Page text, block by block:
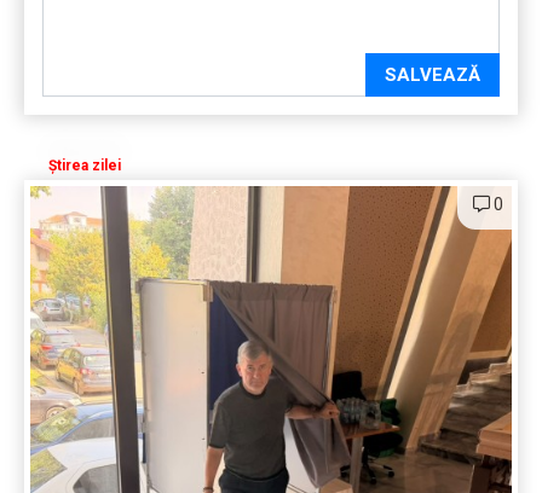
SALVEAZĂ
Știrea zilei
0